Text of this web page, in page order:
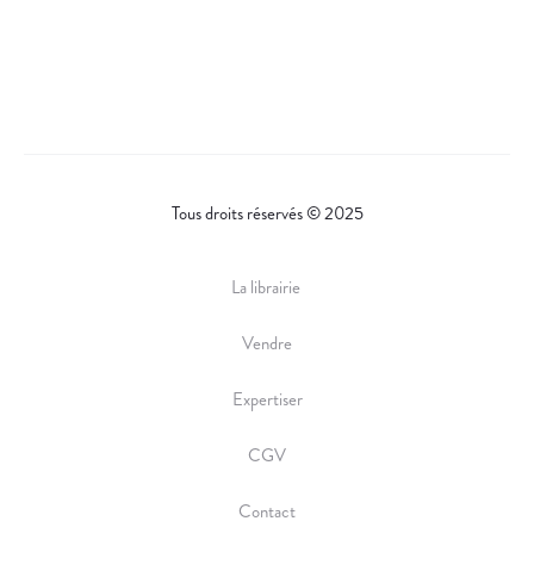
Tous droits réservés © 2025
La librairie
Vendre
Expertiser
CGV
Contact